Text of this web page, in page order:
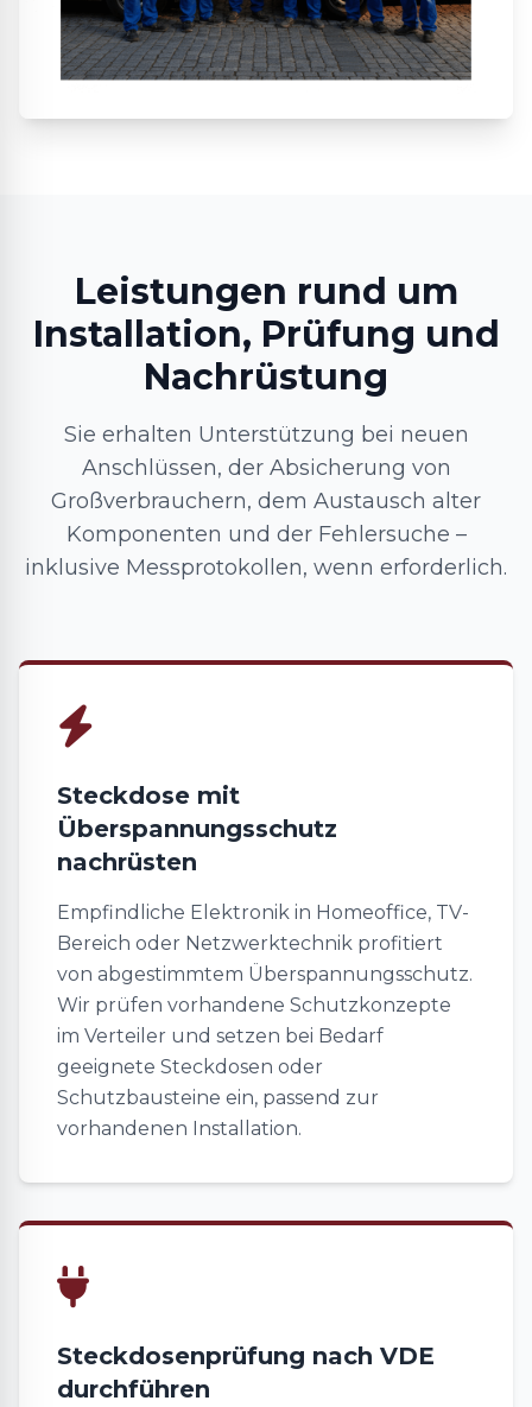
Leistungen rund um
Installation, Prüfung und
Nachrüstung
Sie erhalten Unterstützung bei neuen
Anschlüssen, der Absicherung von
Großverbrauchern, dem Austausch alter
Komponenten und der Fehlersuche –
inklusive Messprotokollen, wenn erforderlich.
Steckdose mit
Überspannungsschutz
nachrüsten
Empfindliche Elektronik in Homeoffice, TV-
Bereich oder Netzwerktechnik profitiert
von abgestimmtem Überspannungsschutz.
Wir prüfen vorhandene Schutzkonzepte
im Verteiler und setzen bei Bedarf
geeignete Steckdosen oder
Schutzbausteine ein, passend zur
vorhandenen Installation.
Steckdosenprüfung nach VDE
durchführen